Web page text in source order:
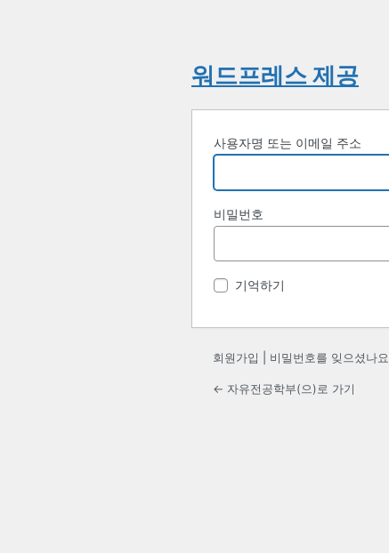
워드프레스 제공
사용자명 또는 이메일 주소
비밀번호
기억하기
회원가입 비밀번호를 잊으셨나
← 자유전공학부(으)로 가기